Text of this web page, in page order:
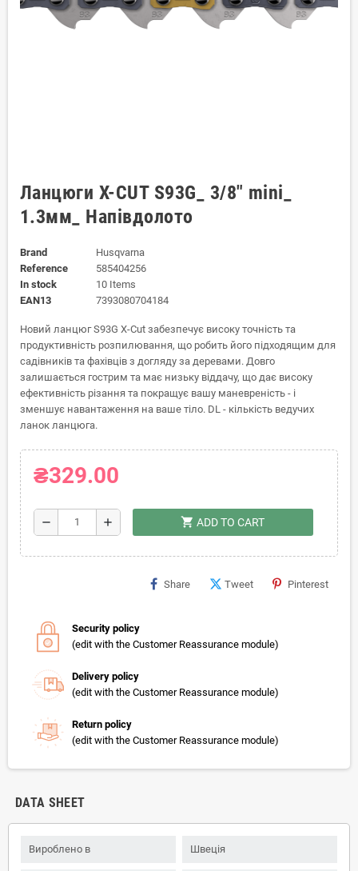
Ланцюги X-CUT S93G_ 3/8" mini_
1.3мм_ Напівдолото
Brand
Husqvarna
Reference
585404256
In stock
10 Items
EAN13
7393080704184
Новий ланцюг S93G X-Cut забезпечує високу точність та
продуктивність розпилювання, що робить його підходящим для
садівників та фахівців з догляду за деревами. Довго
залишається гострим та має низьку віддачу, що дає високу
ефективність різання та покращує вашу маневреність - і
зменшує навантаження на ваше тіло. DL - кількість ведучих
ланок ланцюга.
₴329.00
remove add shopping_cart ADD TO CART
Share Tweet Pinterest
Security policy
(edit with the Customer Reassurance module)
Delivery policy
(edit with the Customer Reassurance module)
Return policy
(edit with the Customer Reassurance module)
DATA SHEET
Вироблено в Швеція